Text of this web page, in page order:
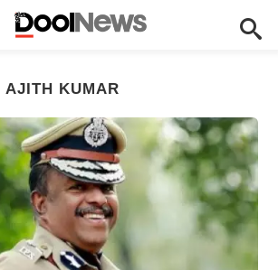
AJITH KUMAR